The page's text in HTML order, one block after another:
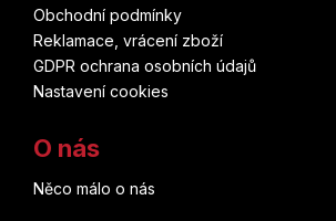
Obchodní podmínky
Reklamace, vrácení zboží
GDPR ochrana osobních údajů
Nastavení cookies
O nás
Něco málo o nás